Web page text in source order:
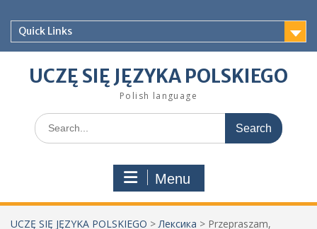
contentQuick Links
UCZĘ SIĘ JĘZYKA POLSKIEGO
Polish language
Search
for:
Menu
UCZĘ SIĘ JĘZYKA POLSKIEGO >Лексика > Przepraszam,